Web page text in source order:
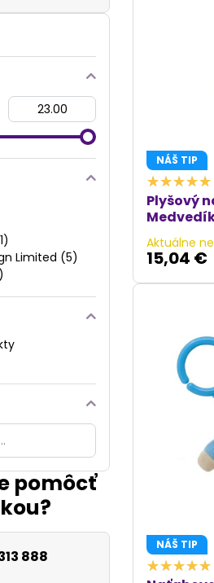
NÁŠ TIP
Plyšový
Aktuálne
15,04 €
NÁŠ TIP
Do:
Limited (5)
pomôcť
888